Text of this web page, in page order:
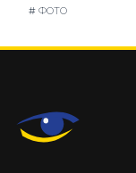
# ФОТО